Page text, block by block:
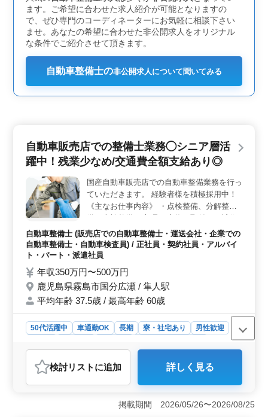
備など幅広い業務を担当するため、自動車整備に関する
総合的なスキルを磨くことができる環境です。また、新
車・中古車の販売業務にも関わるため、接客スキルや営
業スキルも同時に身につけることが可能です。 ＜快
適な生活環境と働きやすさ＞ この求人では、単身用お
よび世帯用の宿舎が完備されており、特定の条件を満た
整っています。アットホームな職場環境で、安心して長
期的に働ける企業です。
ます。ご希望に合わせた求人紹介が可能となりますの
で、ぜひ専門のコーディネーターにお気軽に相談下さい
ませ。あなたの希望に合わせた非公開求人をオリジナル
な条件でご紹介させて頂きます。
自動車整備士の非公開求人について聞いてみる
自動車販売店での整備士業務◯シニア層活
躍中！残業少なめ/交通費全額支給あり◎
国産自動車販売店での自動車整備業務を行っ
ていただきます。 経験者様を積極採用中！
《主なお仕事内容》 ・点検整備、分解整
等 ＊長期経験者を募集中、検査員資格保有
者は優遇いたします◎ ＊残業少なめ、交通
費全額支給ありで働きやすく通いやすい☆
皆様のご応募、お待ちしております！
自動車整備士 (販売店での自動車整備士・運送会社・企業での
自動車整備士・自動車検査員) / 正社員・契約社員・アルバイ
ト・パート・派遣社員
年収350万円〜500万円
鹿児島県霧島市国分広瀬 / 隼人駅
平均年齢 37.5歳 / 最高年齢 60歳
50代活躍中 車通勤OK 長期 寮・社宅あり
男性歓迎
おすすめポイント
＜シニア層が活躍する整備士業務＞ 当社では、豊富な
経験と技術を持つシニア層の方々が、自動車整備士とし
て活躍しています。経験豊富な方々のご応募を歓迎し、
検討リスト に追加 詳しく見る
掲載期間 2026/05/26〜2026/08/25